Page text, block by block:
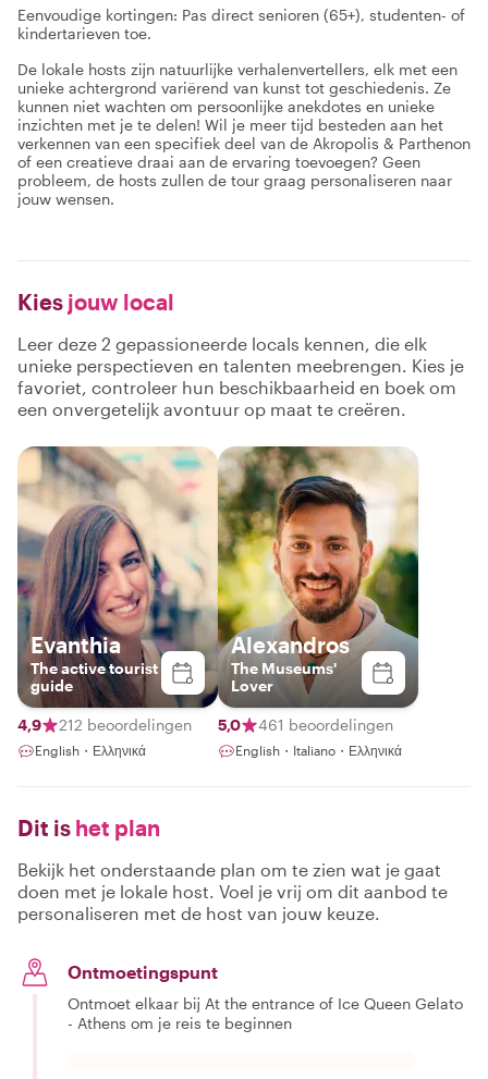
Eenvoudige kortingen: Pas direct senioren (65+), studenten- of
kindertarieven toe.
De lokale hosts zijn natuurlijke verhalenvertellers, elk met een
unieke achtergrond variërend van kunst tot geschiedenis. Ze
kunnen niet wachten om persoonlijke anekdotes en unieke
inzichten met je te delen! Wil je meer tijd besteden aan het
verkennen van een specifiek deel van de Akropolis & Parthenon
of een creatieve draai aan de ervaring toevoegen? Geen
probleem, de hosts zullen de tour graag personaliseren naar
jouw wensen.
Kies jouw local
Leer deze 2 gepassioneerde locals kennen, die elk
unieke perspectieven en talenten meebrengen. Kies je
favoriet, controleer hun beschikbaarheid en boek om
een onvergetelijk avontuur op maat te creëren.
Evanthia
The active tourist
guide
4,9 212 beoordelingen
English・Ελληνικά
Alexandros
The Museums'
Lover
5,0 461 beoordelingen
English・Italiano・Ελληνικά
Dit is het plan
Bekijk het onderstaande plan om te zien wat je gaat
doen met je lokale host. Voel je vrij om dit aanbod te
personaliseren met de host van jouw keuze.
Ontmoetingspunt
Ontmoet elkaar bij At the entrance of Ice Queen Gelato
- Athens om je reis te beginnen